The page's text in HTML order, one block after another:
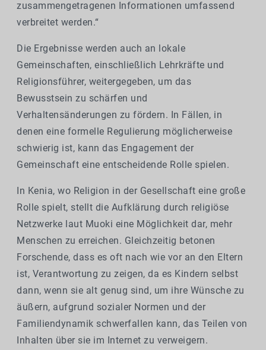
zusammengetragenen Informationen umfassend
verbreitet werden.“
Die Ergebnisse werden auch an lokale
Gemeinschaften, einschließlich Lehrkräfte und
Religionsführer, weitergegeben, um das
Bewusstsein zu schärfen und
Verhaltensänderungen zu fördern. In Fällen, in
denen eine formelle Regulierung möglicherweise
schwierig ist, kann das Engagement der
Gemeinschaft eine entscheidende Rolle spielen.
In Kenia, wo Religion in der Gesellschaft eine große
Rolle spielt, stellt die Aufklärung durch religiöse
Netzwerke laut Muoki eine Möglichkeit dar, mehr
Menschen zu erreichen. Gleichzeitig betonen
Forschende, dass es oft nach wie vor an den Eltern
ist, Verantwortung zu zeigen, da es Kindern selbst
dann, wenn sie alt genug sind, um ihre Wünsche zu
äußern, aufgrund sozialer Normen und der
Familiendynamik schwerfallen kann, das Teilen von
Inhalten über sie im Internet zu verweigern.